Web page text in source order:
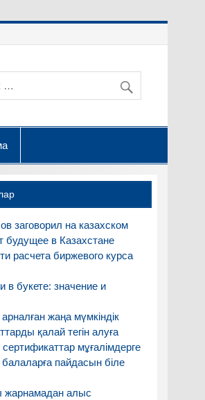
заговорил на казахском
будущее в Казахстане
расчета биржевого курса
в букете: значение и
жаңа мүмкіндік
қалай тегін алуға
мұғалімдерге
пайдасын біле
жарнамадан алыс